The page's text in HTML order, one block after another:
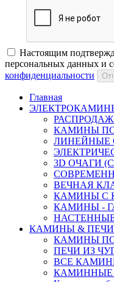
Настоящим
персональных данных и
конфиденциальности
Главная
КАМИНЫ
ЛИНЕЙНЫЕ
3D ОЧАГИ
ВЕЧНАЯ
КАМИНЫ С
КАМИНЫ -
КАМИНЫ & ПЕЧИ
КАМИНЫ
ПЕЧИ ИЗ
ВСЕ
КАМИННЫЕ